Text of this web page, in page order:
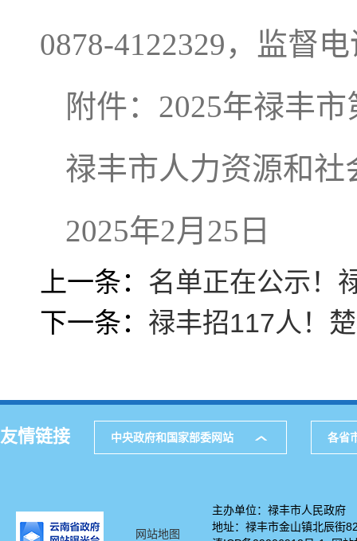
0878-4122329，监督
附件：2025年禄丰
禄丰市人力资源和社
2025年2月25日
上一条： 名单正在公示！
下一条： 禄丰招117人！
友情链接 中央政府和国家部委网站 各省
网站地图
主办单位：禄丰市人民政府
地址：禄丰市金山镇北辰